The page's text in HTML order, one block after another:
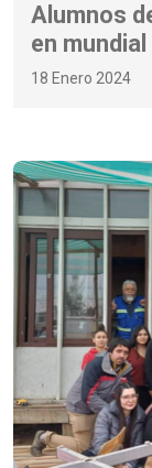
Alumnos
en
18 Enero 2024